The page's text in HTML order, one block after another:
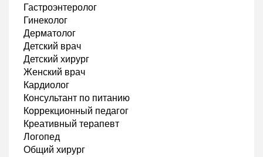
Гастроэнтеролог
Гинеколог
Дерматолог
Детский врач
Детский хирург
Женский врач
Кардиолог
Консультант по питанию
Коррекционный педагог
Креативный терапевт
Логопед
Общий хирург